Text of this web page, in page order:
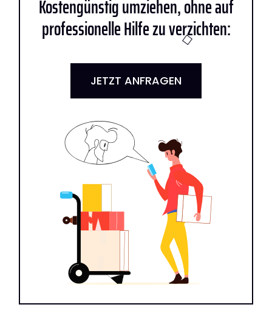
Kostengünstig umziehen, ohne auf
professionelle Hilfe zu verzichten:
JETZT ANFRAGEN